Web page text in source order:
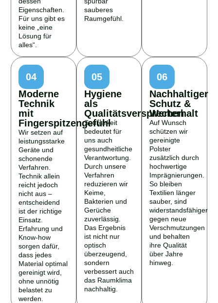
Eigenschaften.
Für uns gibt es
keine „eine
Lösung für
alles“.
sauberes
Raumgefühl.
04
Moderne
Technik
mit
Fingerspitzengefühl
Wir setzen auf
leistungsstarke
Geräte und
schonende
Verfahren.
Technik allein
reicht jedoch
nicht aus –
entscheidend
ist der richtige
Einsatz.
Erfahrung und
Know-how
sorgen dafür,
dass jedes
Material optimal
gereinigt wird,
ohne unnötig
belastet zu
werden.
05
Hygiene
als
Qualitätsversprechen
Sauberkeit
bedeutet für
uns auch
gesundheitliche
Verantwortung.
Durch unsere
Verfahren
reduzieren wir
Keime,
Bakterien und
Gerüche
zuverlässig.
Das Ergebnis
ist nicht nur
optisch
überzeugend,
sondern
verbessert auch
das Raumklima
nachhaltig.
06
Nachhaltiger
Schutz &
Werterhalt
Auf Wunsch
schützen wir
gereinigte
Polster
zusätzlich durch
hochwertige
Imprägnierungen.
So bleiben
Textilien länger
sauber, sind
widerstandsfähiger
gegen neue
Verschmutzungen
und behalten
ihre Qualität
über Jahre
hinweg.